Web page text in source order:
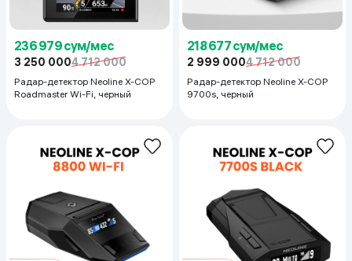
236 979 сум/мес
3 250 0004 712 000
Радар-детектор Neoline X-COP
Roadmaster Wi-Fi, черный
218 677 сум/мес
2 999 0004 712 000
Радар-детектор Neoline X-COP
9700s, черный